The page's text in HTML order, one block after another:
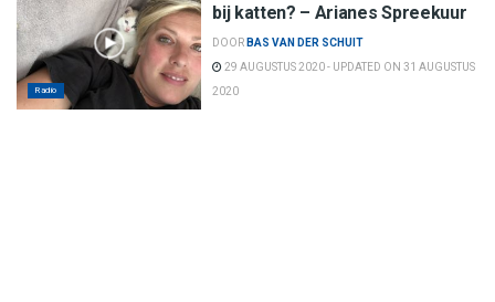
Radio
bij katten? – Arianes Spreekuur
DOOR BAS VAN DER SCHUIT
29 AUGUSTUS 2020 - UPDATED ON 31 AUGUSTUS
2020